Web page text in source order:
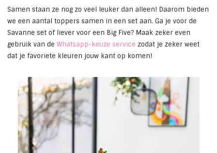
Samen staan ze nog zo veel leuker dan alleen! Daarom bieden
we een aantal toppers samen in een set aan. Ga je voor de
Savanne set of liever voor een Big Five? Maak zeker even
gebruik van de Whatsapp-keuze service zodat je zeker weet
dat je favoriete kleuren jouw kant op komen!